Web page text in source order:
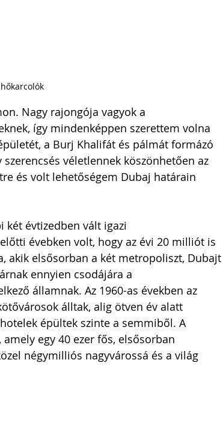
Nagy rajongója vagyok a
így mindenképpen szerettem volna
a Burj Khalifát és pálmát formázó
véletlennek köszönhetően az
és volt lehetőségem Dubaj határain
két évtizedben vált igazi
évebken volt, hogy az évi 20 milliót is
akik elsősorban a két metropoliszt, Dubajt
ennyien csodájára a
államnak. Az 1960-as években az
álltak, alig ötven év alatt
épültek szinte a semmiből. A
egy 40 ezer fős, elsősorban
négymilliós nagyvárossá és a világ